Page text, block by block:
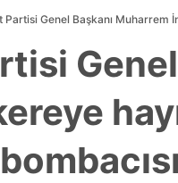
Partisi Genel Başkanı Muharrem